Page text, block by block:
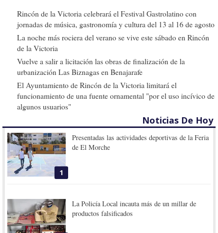
Rincón de la Victoria celebrará el Festival Gastrolatino con
jornadas de música, gastronomía y cultura del 13 al 16 de agosto
La noche más rociera del verano se vive este sábado en Rincón
de la Victoria
Vuelve a salir a licitación las obras de finalización de la
urbanización Las Biznagas en Benajarafe
El Ayuntamiento de Rincón de la Victoria limitará el
funcionamiento de una fuente ornamental "por el uso incívico de
algunos usuarios"
Noticias De Hoy
1
Presentadas las actividades deportivas de la Feria
de El Morche
La Policía Local incauta más de un millar de
productos falsificados